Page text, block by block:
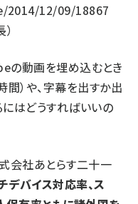
12/09/18867
の動画を埋め込むとき
間）や、字幕を出すか出
はどうすればいいの
会社あとらす二十一
バイス対応率、ス